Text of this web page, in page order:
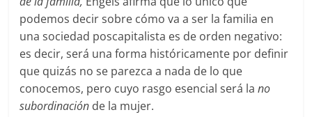
podemos decir sobre cómo va a ser la familia en
una sociedad poscapitalista es de orden negativo:
es decir, será una forma históricamente por definir
que quizás no se parezca a nada de lo que
conocemos, pero cuyo rasgo esencial será lano
subordinación de la mujer.